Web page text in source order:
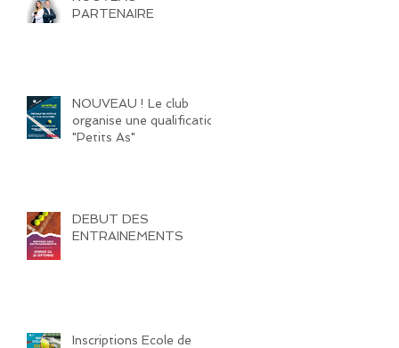
PARTENAIRE
NOUVEAU ! Le club
organise une qualification
"Petits As"
DEBUT DES
ENTRAINEMENTS
Inscriptions Ecole de